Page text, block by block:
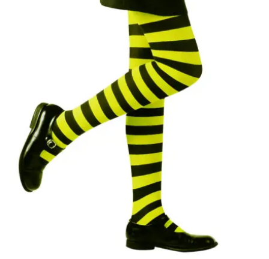
- Super Mario
- Flash
- Hulk
- Angyal
- Csontváz
- Ördög
- Bohóc
- Vámpír
- Kaszás